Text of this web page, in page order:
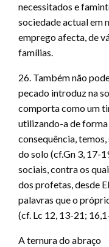
necessitados e
sociedade actual em
emprego afecta, de
famílias.
26. Também não
pecado introduz na
comporta como um
utilizando-a de
consequência,
do solo (cf.Gn 3, 17-
sociais, contra os
dos profetas, desde
palavras que o
(cf. Lc 12, 13-21;
A ternura do abraço